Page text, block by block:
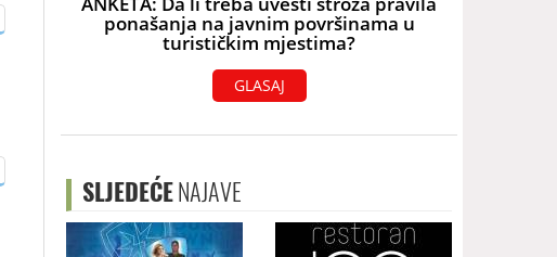
ponašanja na javnim površinama u
turističkim mjestima?
GLASAJ
SLJEDEĆENAJAVE